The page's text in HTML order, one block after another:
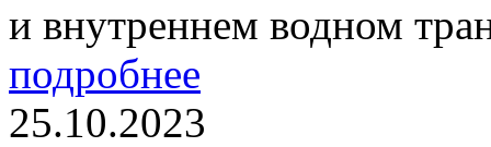
и внутреннем водном
подробнее
25.10.2023